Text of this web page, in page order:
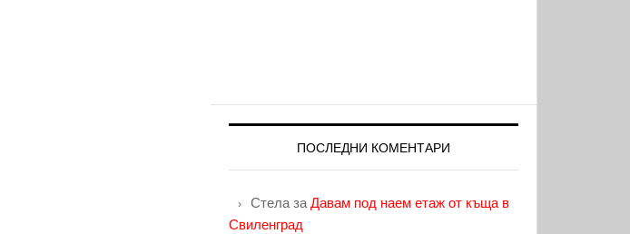
ПОСЛЕДНИ КОМЕНТАРИ
Стела за Давам под наем етаж от къща в
Свиленград